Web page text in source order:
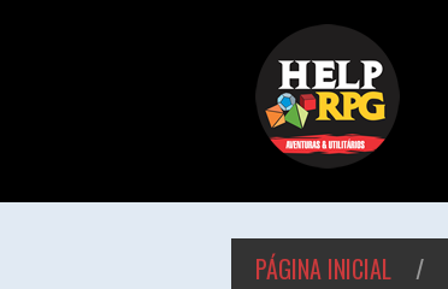
PÁGINA INICIAL /